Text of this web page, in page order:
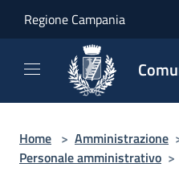
Regione Campania
Home > Amministrazione
Personale amministrativo >